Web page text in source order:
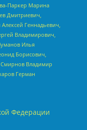
Паркер Марина
Дмитриевич,
Геннадьевич,
Владимирович,
Илья
Борисович,
Владимир
Герман
Федерации